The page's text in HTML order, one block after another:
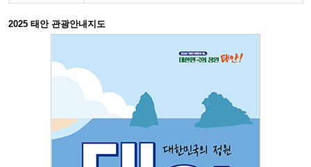
2025 태안 관광안내지도